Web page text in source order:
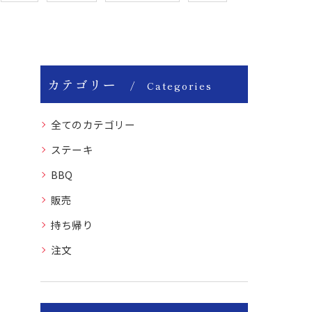
カテゴリー Categories
全てのカテゴリー
ステーキ
BBQ
販売
持ち帰り
注文